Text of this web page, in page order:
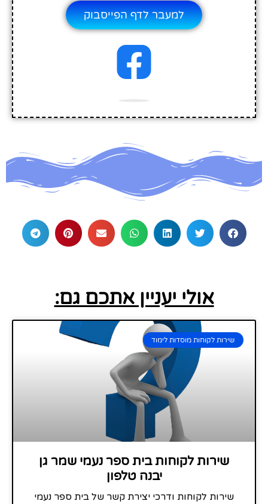
למעבר לדף הפייסבוק
אולי יעניין אתכם גם:
שירות לקוחות מוסדות לימוד
שירות לקוחות בית ספר נעמי שמר גן
יבנה טלפון
שירות לקוחות ודרכי יצירת קשר של בית ספר נעמי